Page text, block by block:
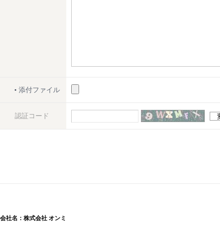
添付ファイル
認証コード
会社名：株式会社 オンミ